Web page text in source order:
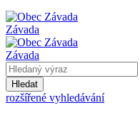
Závada
Závada
Hledat
rozšířené vyhledávání